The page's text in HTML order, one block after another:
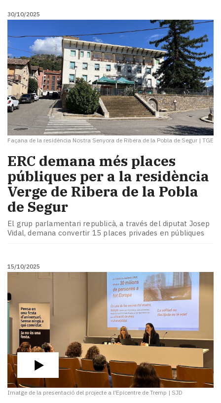
30/10/2025
Façana de la residència Nostra Senyora de Ribera de la Pobla de Segur | TGE
ERC demana més places
públiques per a la residència
Verge de Ribera de la Pobla
de Segur
El grup parlamentari republicà, a través del diputat Josep
Vidal, demana convertir 15 places privades en públiques
15/10/2025
Imatge de la presentació del projecte a l'Epicentre de Tremp | SJD